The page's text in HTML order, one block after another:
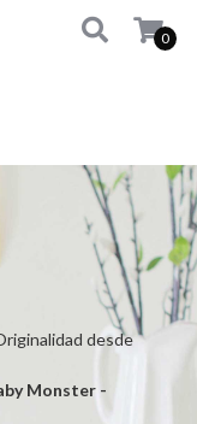
0
desde
Monster -